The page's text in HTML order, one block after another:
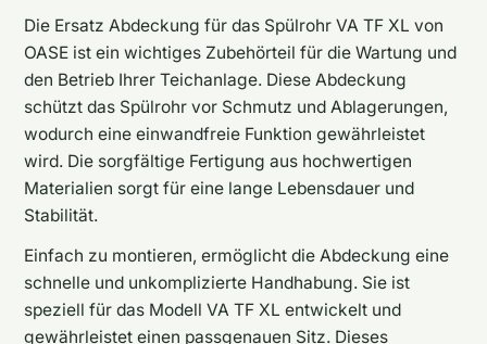
Die Ersatz Abdeckung für das Spülrohr VA TF XL von
OASE ist ein wichtiges Zubehörteil für die Wartung und
den Betrieb Ihrer Teichanlage. Diese Abdeckung
schützt das Spülrohr vor Schmutz und Ablagerungen,
wodurch eine einwandfreie Funktion gewährleistet
wird. Die sorgfältige Fertigung aus hochwertigen
Materialien sorgt für eine lange Lebensdauer und
Stabilität.
Einfach zu montieren, ermöglicht die Abdeckung eine
schnelle und unkomplizierte Handhabung. Sie ist
speziell für das Modell VA TF XL entwickelt und
gewährleistet einen passgenauen Sitz. Dieses